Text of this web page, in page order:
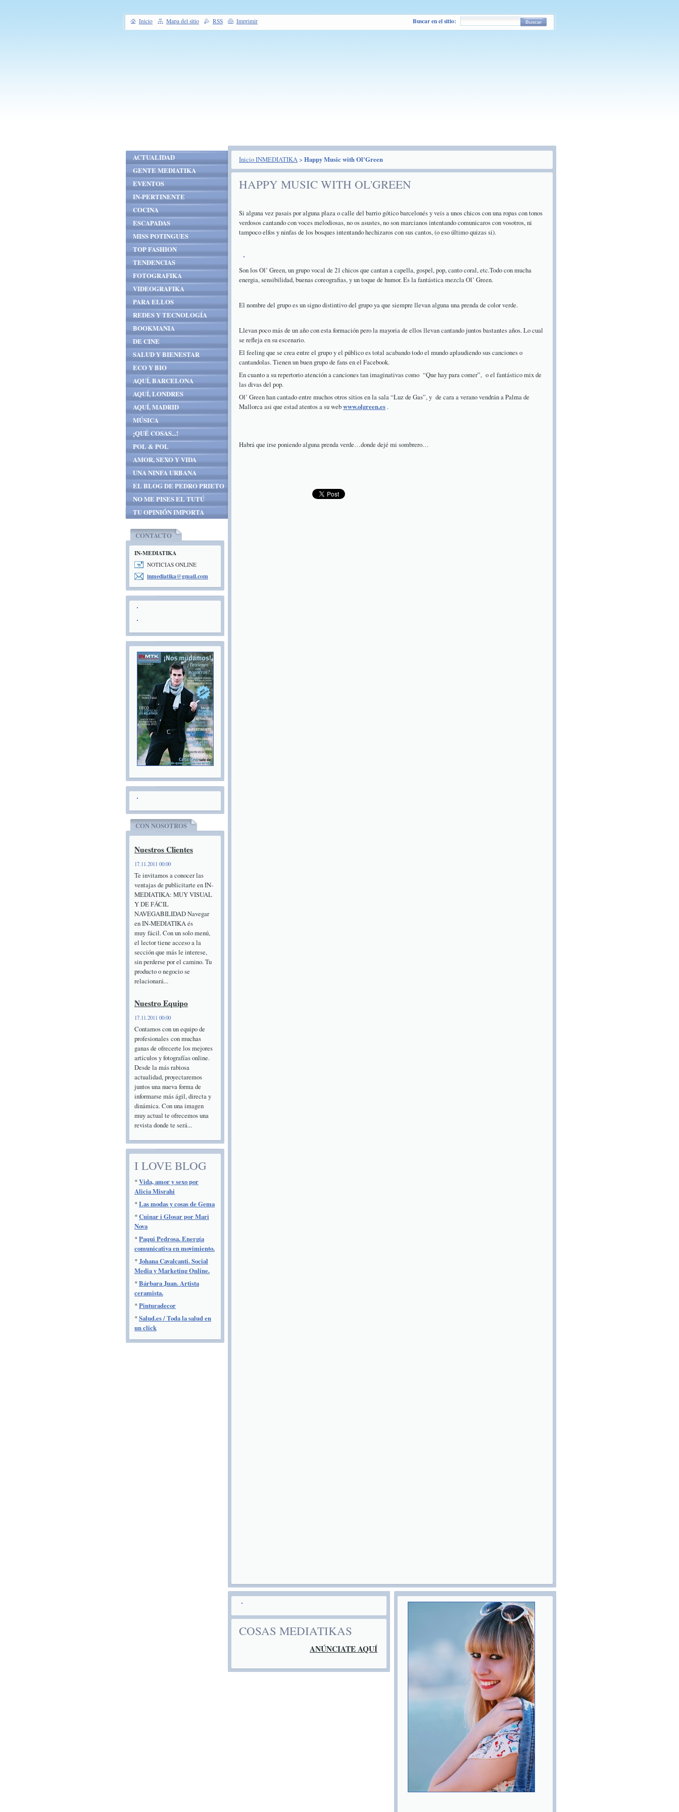
Inicio INMEDIATIKA> Happy Music with Ol'Green
HAPPY MUSIC WITH OL'GREEN
Si alguna vez pasais por alguna plaza o calle del barrio gótico barcelonés y veis a unos chicos con una ropas con tonos
verdosos cantando con voces melodiosas, no os asustes, no son marcianos intentando comunicaros con vosotros, ni
tampoco elfos y ninfas de los bosques intentando hechizaros con sus cantos, (o eso último quizas si).
Son los Ol’ Green, un grupo vocal de 21 chicos que cantan a capella, gospel, pop, canto coral, etc.Todo con mucha
energia, sensibilidad, buenas coreografias, y un toque de humor. Es la fantástica mezcla Ol’ Green.
El nombre del grupo es un signo distintivo del grupo ya que siempre llevan alguna una prenda de color verde.
Llevan poco más de un año con esta formación pero la mayoria de ellos llevan cantando juntos bastantes años. Lo cual
se refleja en su escenario.
El feeling que se crea entre el grupo y el público es total acabando todo el mundo aplaudiendo sus canciones o
cantandolas. Tienen un buen grupo de fans en el Facebook.
En cuanto a su repertorio atención a canciones tan imaginativas como “Que hay para comer”, o el fantástico mix de
las divas del pop.
Ol’ Green han cantado entre muchos otros sitios en la sala “Luz de Gas”, y de cara a verano vendrán a Palma de
Mallorca asi que estad atentos a su webwww.olgreen.es .
Habrá que irse poniendo alguna prenda verde…donde dejé mi sombrero…
COSAS MEDIATIKAS
ANÚNCIATE AQUÍ
ACTUALIDAD
GENTE MEDIATIKA
EVENTOS
IN-PERTINENTE
COCINA
ESCAPADAS
MISS POTINGUES
TOP FASHION
TENDENCIAS
FOTOGRAFIKA
VIDEOGRAFIKA
PARA ELLOS
REDES Y TECNOLOGÍA
BOOKMANIA
DE CINE
SALUD Y BIENESTAR
ECO Y BIO
AQUÍ, BARCELONA
AQUÍ, LONDRES
AQUÍ, MADRID
MÚSICA
¡QUÉ COSAS...!
POL & POL
AMOR, SEXO Y VIDA
UNA NINFA URBANA
EL BLOG DE PEDRO PRIETO
NO ME PISES EL TUTÚ
TU OPINIÓN IMPORTA
CONTACTO
IN-MEDIATIKA
NOTICIAS ONLINE
inmediatika@gmail.com
CON NOSOTROS
Nuestros Clientes
17.11.2011 00:00
Te invitamos a conocer las
ventajas de publicitarte en IN-
MEDIATIKA: MUY VISUAL
Y DE FÁCIL
NAVEGABILIDAD Navegar
en IN-MEDIATIKA és
muy fácil. Con un solo menú,
el lector tiene acceso a la
sección que más le interese,
sin perderse por el camino. Tu
producto o negocio se
relacionará...
Nuestro Equipo
17.11.2011 00:00
Contamos con un equipo de
profesionales con muchas
ganas de ofrecerte los mejores
artículos y fotografías online.
Desde la más rabiosa
actualidad, proyectaremos
juntos una nueva forma de
informarse más ágil, directa y
dinámica. Con una imagen
muy actual te ofrecemos una
revista donde te será...
I LOVE BLOG
*Vida, amor y sexo por
Alicia Misrahi
*Las modas y cosas de Gema
*Cuinar i Glosar por Mari
Nova
*Paqui Pedrosa. Energía
comunicativa en movimiento.
*Johana Cavalcanti. Social
Media y Marketing Online.
*Bárbara Juan. Artista
ceramista.
*Pinturadecor
*Salud.es / Toda la salud en
un click
Inicio Mapa del sitio RSS Imprimir Buscar en el sitio: Buscar